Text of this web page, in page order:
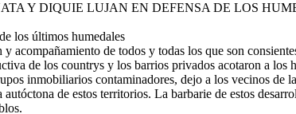
Y DIQUIE LUJAN EN DEFENSA DE LOS
los últimos humedales
acompañamiento de todos y todas los que son
de los countrys y los barrios privados acotaron a
inmobiliarios contaminadores, dejo a los vecinos
de estos territorios. La barbarie de estos